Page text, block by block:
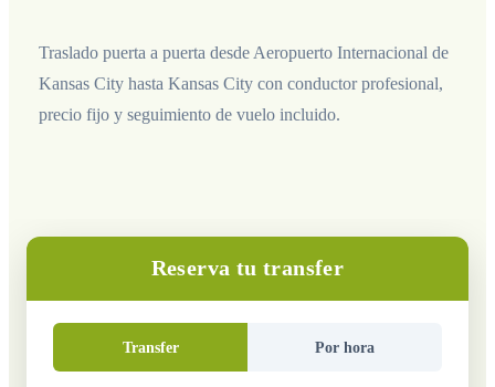
Traslado puerta a puerta desde Aeropuerto Internacional de
Kansas City hasta Kansas City con conductor profesional,
precio fijo y seguimiento de vuelo incluido.
Reserva tu transfer
Transfer Por hora